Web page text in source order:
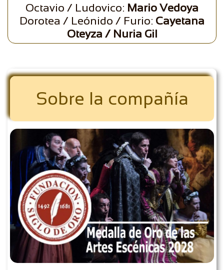
Octavio / Ludovico: Mario Vedoya
Dorotea / Leónido / Furio: Cayetana
Oteyza / Nuria Gil
Sobre la compañía